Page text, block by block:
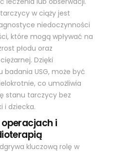
w ciąży jest
niedoczynności
które mogą wpływać na
płodu oraz
Dzięki
badania USG, może być
co umożliwia
stanu tarczycy bez
i dziecka.
i
kluczową rolę w